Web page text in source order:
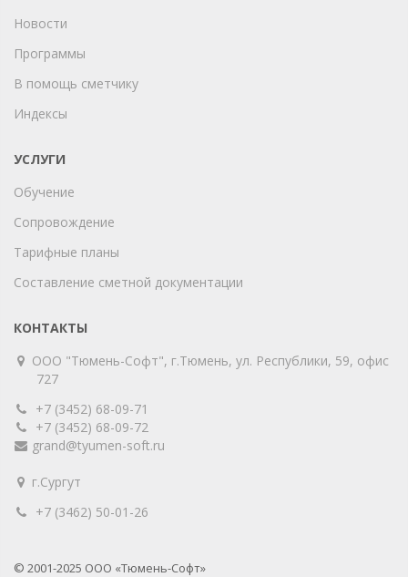
Новости
Программы
В помощь сметчику
Индексы
УСЛУГИ
Обучение
Сопровождение
Тарифные планы
Составление сметной документации
КОНТАКТЫ
ООО "Тюмень-Софт", г.Тюмень, ул. Республики, 59, офис
727
+7 (3452) 68-09-71
+7 (3452) 68-09-72
grand@tyumen-soft.ru
г.Сургут
+7 (3462) 50-01-26
© 2001-2025 ООО «Тюмень-Софт»